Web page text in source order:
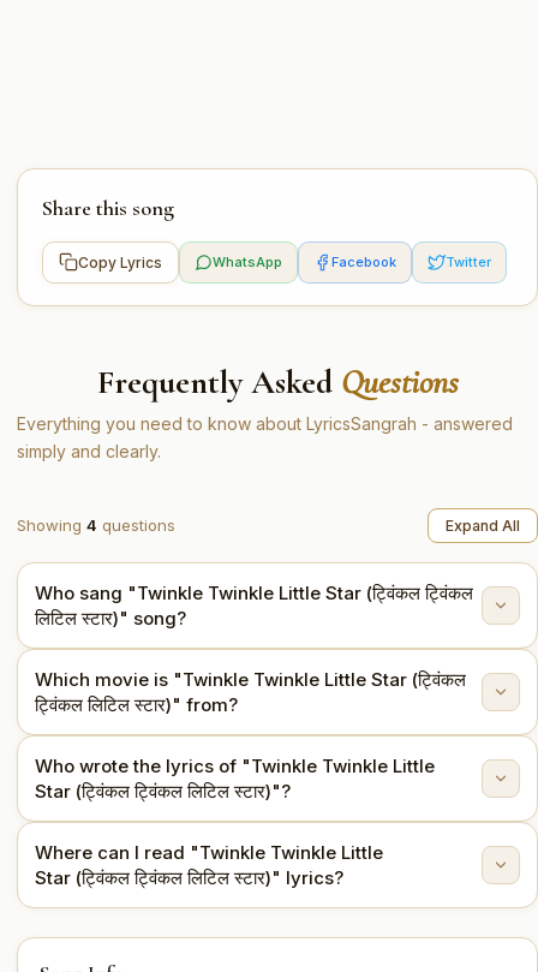
Share this song
Copy Lyrics WhatsApp Facebook Twitter
Frequently Asked Questions
Everything you need to know about LyricsSangrah - answered
simply and clearly.
Showing 4 questions Expand All
Who sang "Twinkle Twinkle Little Star (ट्विंकल ट्विंकल
लिटिल स्टार)" song?
"Twinkle Twinkle Little Star (ट्विंकल ट्विंकल लिटिल स्टार)" is
sung by Asha Bhosle, Mahendra Kapoor.
Which movie is "Twinkle Twinkle Little Star (ट्विंकल
ट्विंकल लिटिल स्टार)" from?
This song is from the movie Purab Aur Paschim (1970).
Who wrote the lyrics of "Twinkle Twinkle Little
Star (ट्विंकल ट्विंकल लिटिल स्टार)"?
The lyrics are written by Prem Dhawan.
Where can I read "Twinkle Twinkle Little
Star (ट्विंकल ट्विंकल लिटिल स्टार)" lyrics?
You can read the full lyrics of "Twinkle Twinkle Little